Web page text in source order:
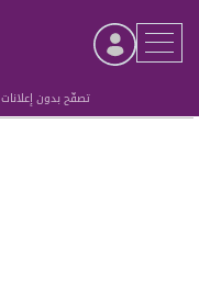
تصفّح بدون